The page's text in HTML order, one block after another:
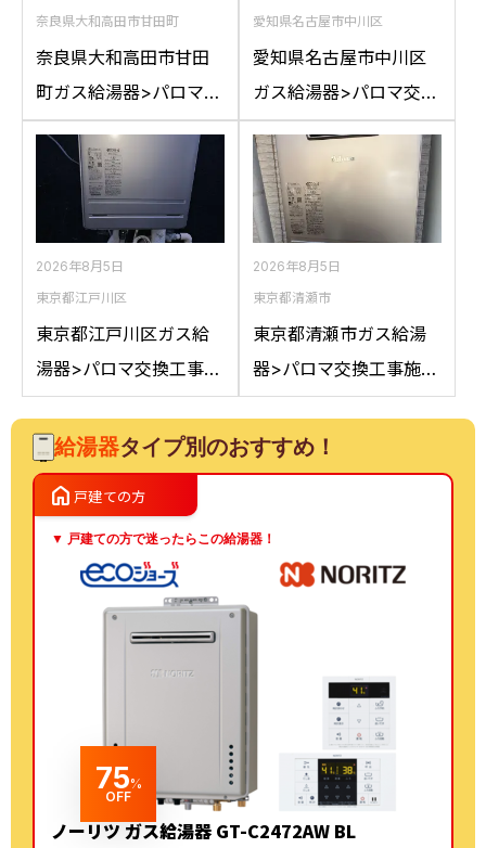
奈良県大和高田市甘田町
奈良県大和高田市甘田
町ガス給湯器>パロマ交
換工事施工事例：リン
ナイRFS-A2400SAか
らパロマFH-
E2422SARLへの交換
愛知県名古屋市中川区
愛知県名古屋市中川区
ガス給湯器>パロマ交換
工事施工事例：ハウス
テックWZ161FEPから
パロマFH-2023SAW-1
への交換
2026年8月5日
東京都江戸川区
東京都江戸川区ガス給
湯器>パロマ交換工事施
工事例：ノーリツGT-
2050AWXからパロマ
FH-E2022SAWLへの交
換
2026年8月5日
東京都清瀬市
東京都清瀬市ガス給湯
器>パロマ交換工事施工
事例：ノーリツGT-
C2042SAWXからパロ
マFH-E2022SAWL 13A
給湯器タイプ別のおすすめ！
home 戸建ての方
▼ 戸建ての方で迷ったらこの給湯器！
75%
OFF
ノーリツ ガス給湯器 GT-C2472AW BL